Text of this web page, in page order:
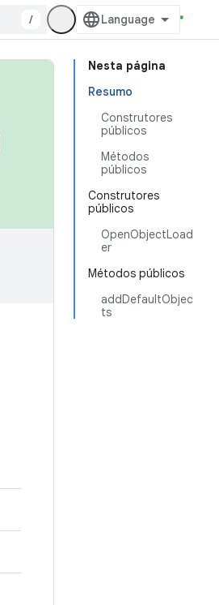
/
Nesta página
Resumo
Construtores
públicos
Métodos
públicos
Construtores
públicos
OpenObjectLoad
er
Métodos públicos
addDefaultObjec
ts